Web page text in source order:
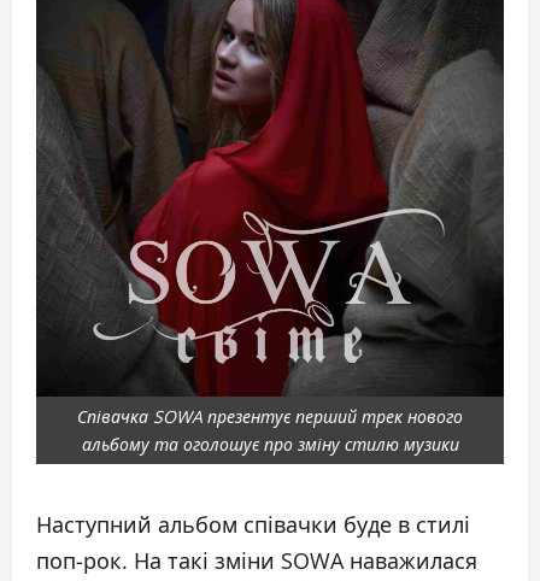
Співачка SOWA презентує перший трек нового
альбому та оголошує про зміну стилю музики
Наступний альбом співачки буде в стилі
поп-рок. На такі зміни SOWA наважилася